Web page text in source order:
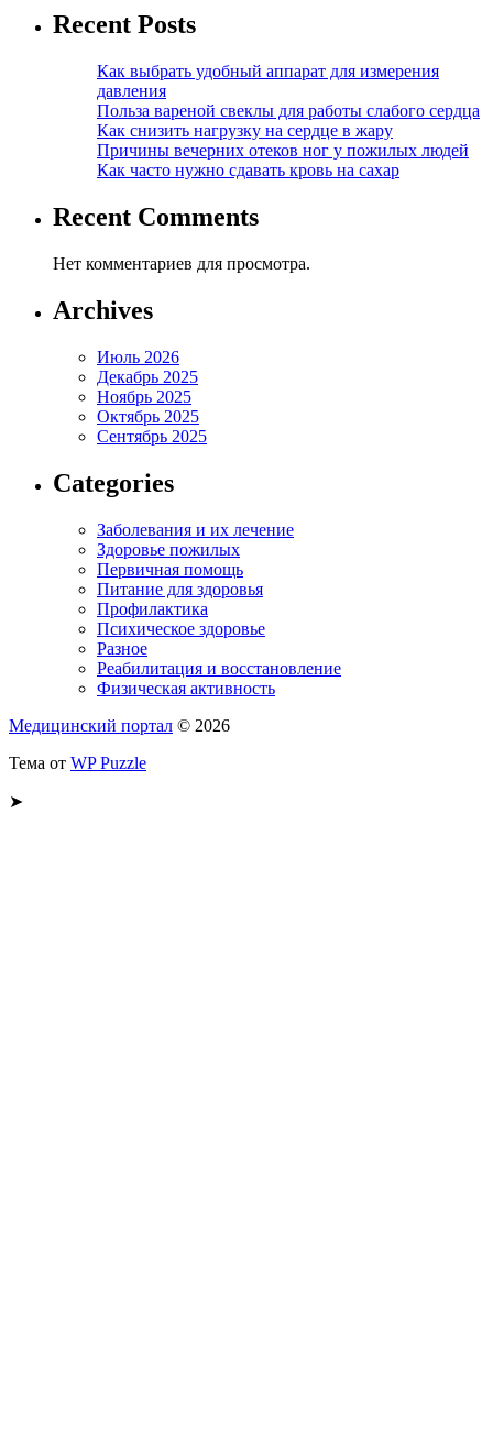
Recent Posts
Как выбрать удобный аппарат для измерения
давления
Польза вареной свеклы для работы слабого сердца
Как снизить нагрузку на сердце в жару
Причины вечерних отеков ног у пожилых людей
Как часто нужно сдавать кровь на сахар
Recent Comments
Нет комментариев для просмотра.
Archives
Июль 2026
Декабрь 2025
Ноябрь 2025
Октябрь 2025
Сентябрь 2025
Categories
Заболевания и их лечение
Здоровье пожилых
Первичная помощь
Питание для здоровья
Профилактика
Психическое здоровье
Разное
Реабилитация и восстановление
Физическая активность
Медицинский портал © 2026
Тема от WP Puzzle
➤